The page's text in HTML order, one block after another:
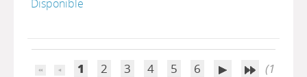
Disponible
1 2 3 4 5 6
(1